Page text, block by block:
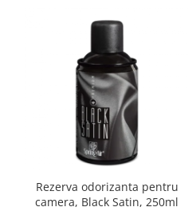
Rezerva odorizanta pentru
camera, Black Satin, 250ml